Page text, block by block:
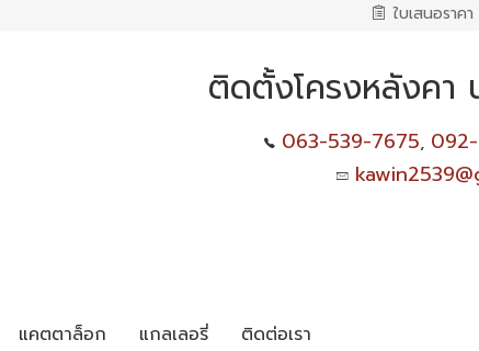
ใบเสนอราคา
ติดตั้งโครงหลังคา
063-539-7675,
แคตตาล็อก แกลเลอรี่ ติดต่อเรา